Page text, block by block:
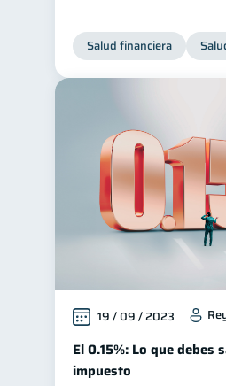
Superintendencia de
Criptomonedas 2
Cuenta Inactiva
Finanzas Personales
Educación Financiera 1
Fraudes
Información financiera
Gasto responsable 1
Salud financiera
19 / 09 / 2023
El 0.15%: Lo que debes
impuesto